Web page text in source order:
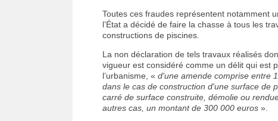
Toutes ces fraudes représentent notamment
l’État a décidé de faire la chasse à tous les
constructions de piscines.
La non déclaration de tels travaux réalisés
vigueur est considéré comme un délit qui est
l’urbanisme, « d'une amende comprise entre
dans le cas de construction d'une surface de
carré de surface construite, démolie ou
autres cas, un montant de 300 000 euros ».